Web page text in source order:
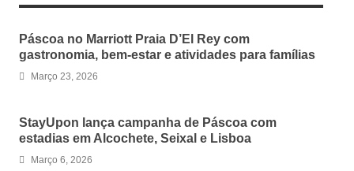
Páscoa no Marriott Praia D’El Rey com
gastronomia, bem-estar e atividades para famílias
Março 23, 2026
StayUpon lança campanha de Páscoa com
estadias em Alcochete, Seixal e Lisboa
Março 6, 2026